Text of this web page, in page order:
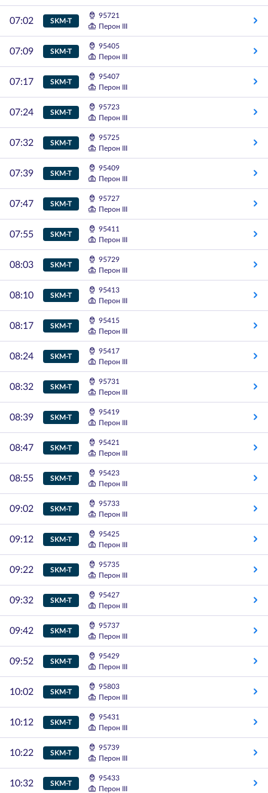
07:02 SKM-T
95721
Перон III
07:09 SKM-T
95405
Перон III
07:17 SKM-T
95407
Перон III
07:24 SKM-T
95723
Перон III
07:32 SKM-T
95725
Перон III
07:39 SKM-T
95409
Перон III
07:47 SKM-T
95727
Перон III
07:55 SKM-T
95411
Перон III
08:03 SKM-T
95729
Перон III
08:10 SKM-T
95413
Перон III
08:17 SKM-T
95415
Перон III
08:24 SKM-T
95417
Перон III
08:32 SKM-T
95731
Перон III
08:39 SKM-T
95419
Перон III
08:47 SKM-T
95421
Перон III
08:55 SKM-T
95423
Перон III
09:02 SKM-T
95733
Перон III
09:12 SKM-T
95425
Перон III
09:22 SKM-T
95735
Перон III
09:32 SKM-T
95427
Перон III
09:42 SKM-T
95737
Перон III
09:52 SKM-T
95429
Перон III
10:02 SKM-T
95803
Перон III
10:12 SKM-T
95431
Перон III
10:22 SKM-T
95739
Перон III
10:32 SKM-T
95433
Перон III